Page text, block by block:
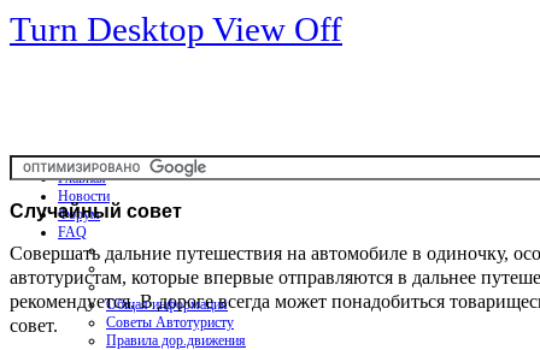
Turn Desktop View Off
Главная
Новости
Форум
FAQ
Общая информация
Советы Автотуристу
Правила дор.движения
Случайный совет
Совершать дальние путешествия на автомобиле в одиночку,
автотуристам, которые впервые отправляются в дальнее
рекомендуется. В дороге всегда может понадобиться
совет.